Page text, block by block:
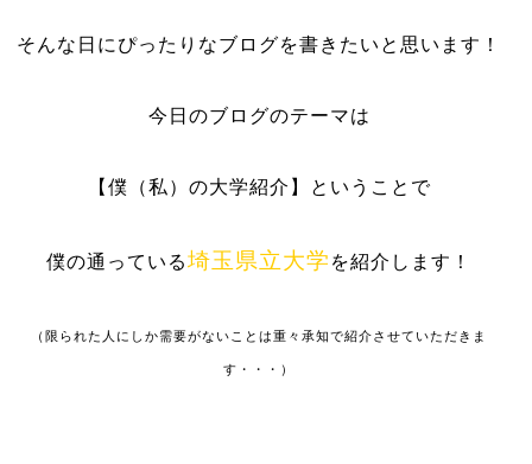
そんな日にぴったりなブログを書きたいと思います！
今日のブログのテーマは
【僕（私）の大学紹介】ということで
僕の通っている埼玉県立大学 を紹介します！
（限られた人にしか需要がないことは重々承知で紹介させていただきま
す・・・）